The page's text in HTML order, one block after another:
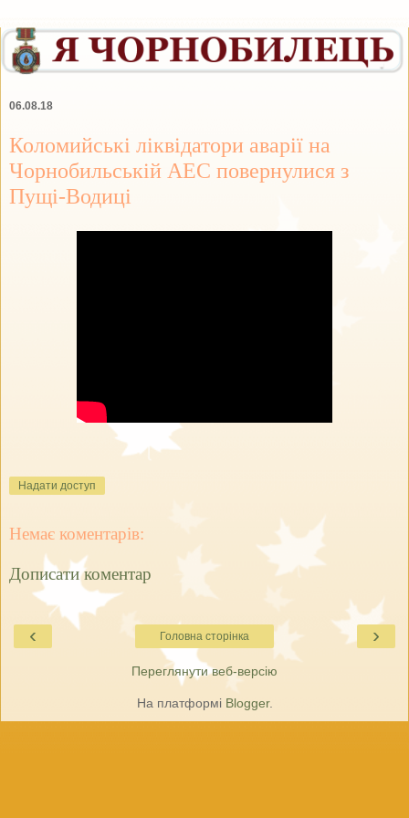
06.08.18
Коломийські ліквідатори аварії на
Чорнобильській АЕС повернулися з
Пущі-Водиці
Надати доступ
Немає коментарів:
Дописати коментар
‹ ›
Головна сторінка
Переглянути веб-версію
На платформі Blogger.